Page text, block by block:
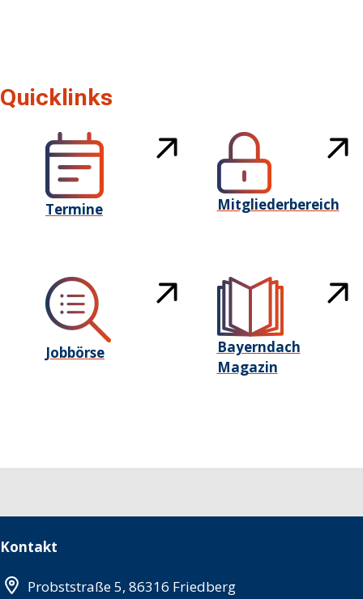
Quicklinks
Termine Mitgliederbereich
Jobbörse
Bayerndach
Magazin
Kontakt
Probststraße 5, 86316 Friedberg